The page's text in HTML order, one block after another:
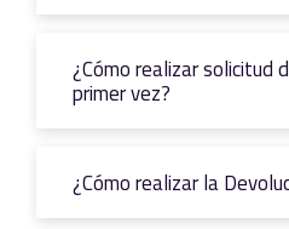
¿Cómo realizar solicitud
primer vez?
¿Cómo realizar la